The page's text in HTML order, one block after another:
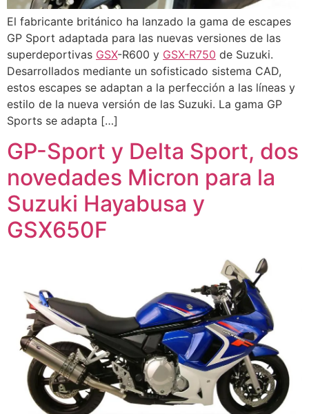
El fabricante británico ha lanzado la gama de escapes
GP Sport adaptada para las nuevas versiones de las
superdeportivas GSX-R600 y GSX-R750 de Suzuki.
Desarrollados mediante un sofisticado sistema CAD,
estos escapes se adaptan a la perfección a las líneas y
estilo de la nueva versión de las Suzuki. La gama GP
Sports se adapta […]
GP-Sport y Delta Sport, dos
novedades Micron para la
Suzuki Hayabusa y
GSX650F